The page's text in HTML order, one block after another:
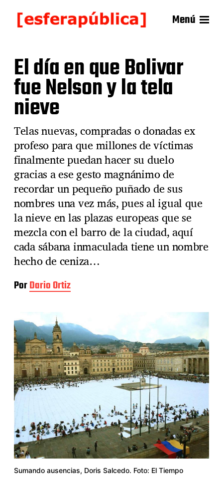
Menú
El día en que Bolivar
fue Nelson y la tela
nieve
Telas nuevas, compradas o donadas ex
profeso para que millones de víctimas
finalmente puedan hacer su duelo
gracias a ese gesto magnánimo de
recordar un pequeño puñado de sus
nombres una vez más, pues al igual que
la nieve en las plazas europeas que se
mezcla con el barro de la ciudad, aquí
cada sábana inmaculada tiene un nombre
hecho de ceniza…
PorDario Ortiz
Sumando ausencias, Doris Salcedo. Foto: El Tiempo